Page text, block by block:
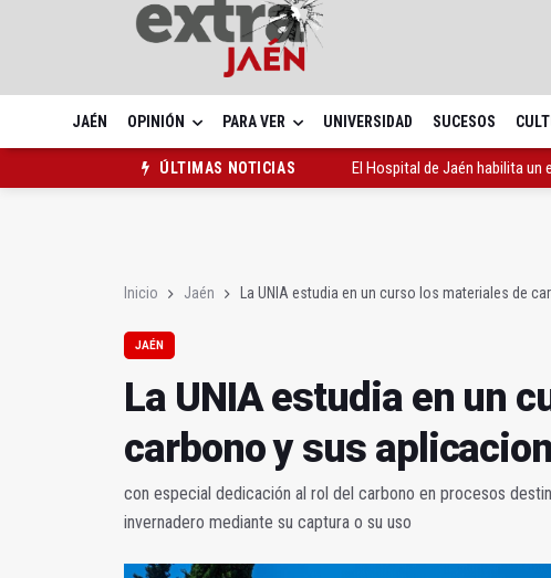
JAÉN OPINIÓN PARA VER UNIVERSIDAD SUCESOS
ÚLTIMAS NOTICIAS
El Hospital de Jaén habilita
Inicio Jaén La UNIA estudia en un curso los materiales de
JAÉN
La UNIA estudia en un
carbono y sus
con especial dedicación al rol del carbono en procesos
invernadero mediante su captura o su uso